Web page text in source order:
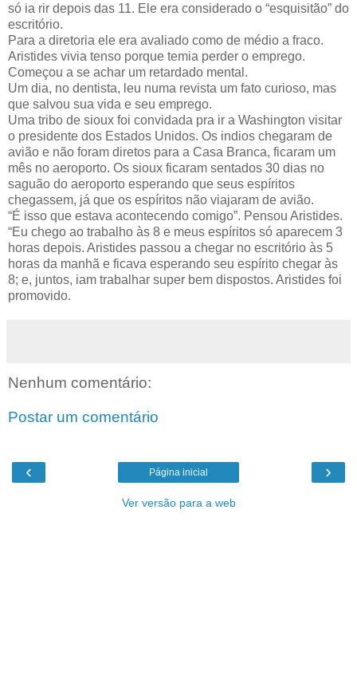
só ia rir depois das 11. Ele era considerado o “esquisitão” do
escritório.
Para a diretoria ele era avaliado como de médio a fraco.
Aristides vivia tenso porque temia perder o emprego.
Começou a se achar um retardado mental.
Um dia, no dentista, leu numa revista um fato curioso, mas
que salvou sua vida e seu emprego.
Uma tribo de sioux foi convidada pra ir a Washington visitar
o presidente dos Estados Unidos. Os indios chegaram de
avião e não foram diretos para a Casa Branca, ficaram um
mês no aeroporto. Os sioux ficaram sentados 30 dias no
saguão do aeroporto esperando que seus espíritos
chegassem, já que os espíritos não viajaram de avião.
“É isso que estava acontecendo comigo”. Pensou Aristides.
“Eu chego ao trabalho às 8 e meus espíritos só aparecem 3
horas depois. Aristides passou a chegar no escritório às 5
horas da manhã e ficava esperando seu espírito chegar às
8; e, juntos, iam trabalhar super bem dispostos. Aristides foi
promovido.
Nenhum comentário:
Postar um comentário
‹ ›
Página inicial
Ver versão para a web